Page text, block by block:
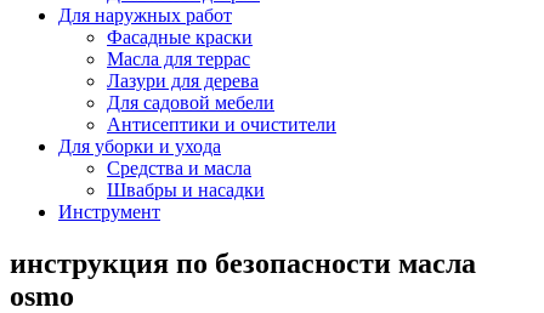
Для наружных работ
Фасадные краски
Масла для террас
Лазури для дерева
Для садовой мебели
Антисептики и очистители
Для уборки и ухода
Средства и масла
Швабры и наcадки
Инструмент
инструкция по безопасности масла
osmo